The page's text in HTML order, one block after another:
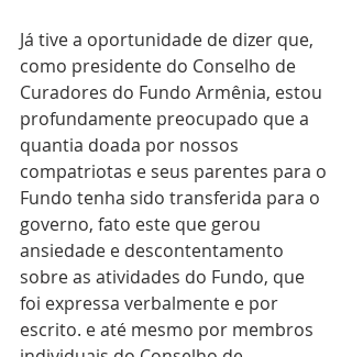
Já tive a oportunidade de dizer que,
como presidente do Conselho de
Curadores do Fundo Armênia, estou
profundamente preocupado que a
quantia doada por nossos
compatriotas e seus parentes para o
Fundo tenha sido transferida para o
governo, fato este que gerou
ansiedade e descontentamento
sobre as atividades do Fundo, que
foi expressa verbalmente e por
escrito. e até mesmo por membros